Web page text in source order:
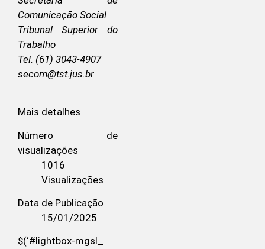
Comunicação Social
Tribunal Superior do
Trabalho
Tel. (61) 3043-4907
secom@tst.jus.br
Mais detalhes
Número de
visualizações
1016
Visualizações
Data de Publicação
15/01/2025
$(‘#lightbox-mgsl_